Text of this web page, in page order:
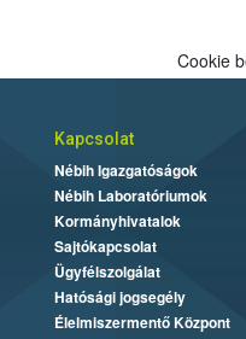
Cookie
Kapcsolat
Nébih Igazgatóságok
Nébih Laboratóriumok
Kormányhivatalok
Sajtókapcsolat
Ügyfélszolgálat
Hatósági jogsegély
Élelmiszermentő Központ